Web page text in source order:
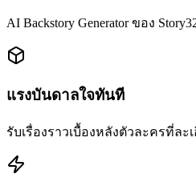
AI Backstory Generator ของ
แรงบันดาลใจทันที
รับเรื่องราวเบื้องหลังตัวละครที่ล